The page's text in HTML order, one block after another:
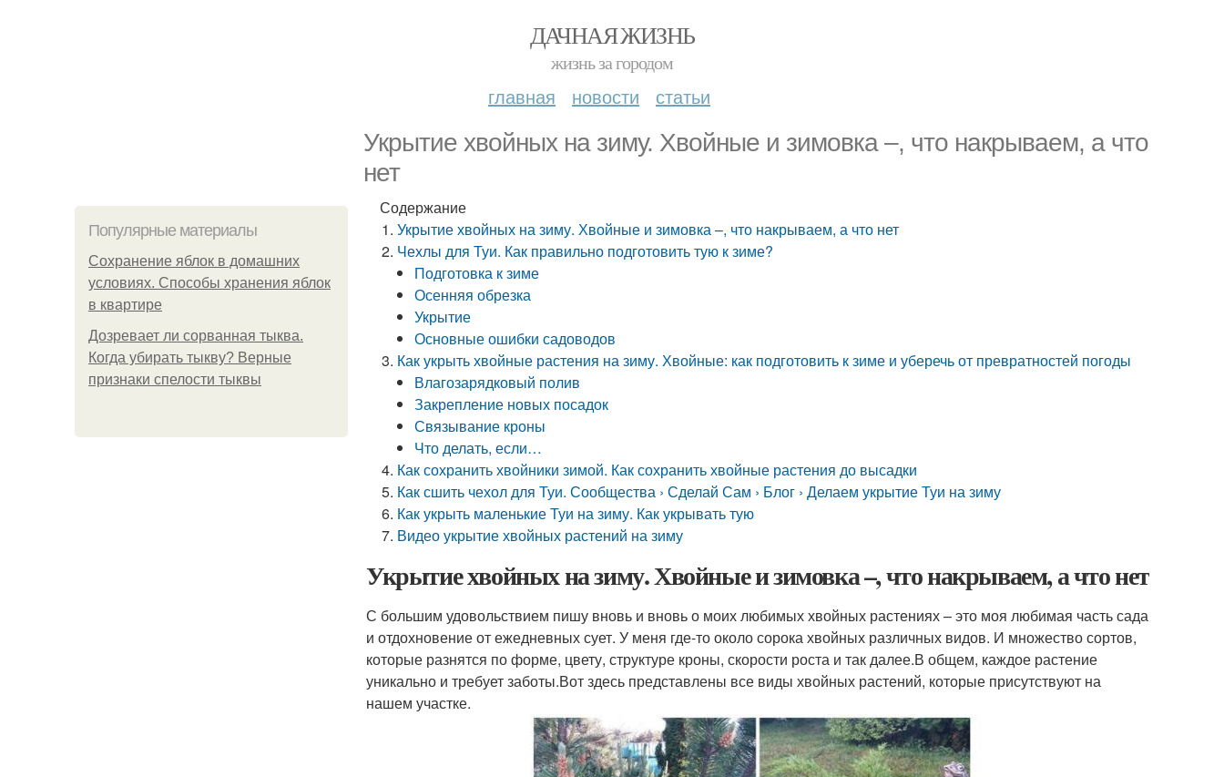
ДАЧНАЯ ЖИЗНЬ
жизнь за городом
главная новости статьи
Укрытие хвойных на зиму. Хвойные и зимовка –, что накрываем, а что
нет
Популярные материалы
Сохранение яблок в домашних
условиях. Способы хранения яблок
в квартире
Дозревает ли сорванная тыква.
Когда убирать тыкву? Верные
признаки спелости тыквы
Содержание
Укрытие хвойных на зиму. Хвойные и зимовка –, что накрываем, а что нет
Чехлы для Туи. Как правильно подготовить тую к зиме?
Подготовка к зиме
Осенняя обрезка
Укрытие
Основные ошибки садоводов
Как укрыть хвойные растения на зиму. Хвойные: как подготовить к зиме и уберечь от превратностей погоды
Влагозарядковый полив
Закрепление новых посадок
Связывание кроны
Что делать, если…
Как сохранить хвойники зимой. Как сохранить хвойные растения до высадки
Как сшить чехол для Туи. Сообщества › Сделай Сам › Блог › Делаем укрытие Туи на зиму
Как укрыть маленькие Туи на зиму. Как укрывать тую
Видео укрытие хвойных растений на зиму
Укрытие хвойных на зиму. Хвойные и зимовка –, что накрываем, а что нет
С большим удовольствием пишу вновь и вновь о моих любимых хвойных растениях – это моя любимая часть сада
и отдохновение от ежедневных сует. У меня где-то около сорока хвойных различных видов. И множество сортов,
которые разнятся по форме, цвету, структуре кроны, скорости роста и так далее.В общем, каждое растение
уникально и требует заботы.Вот здесь представлены все виды хвойных растений, которые присутствуют на
нашем участке.